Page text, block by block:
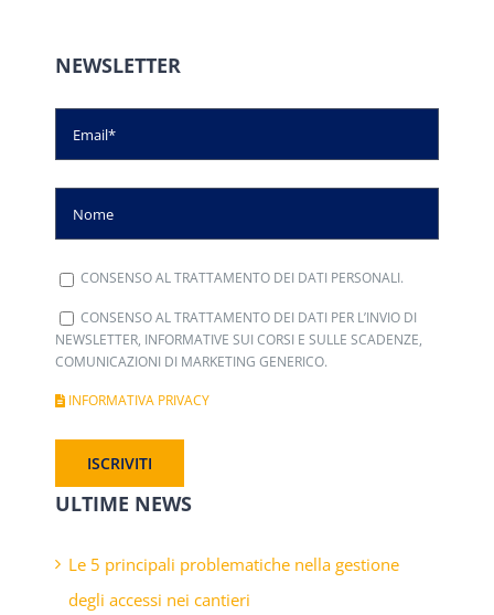
NEWSLETTER
CONSENSO AL TRATTAMENTO DEI DATI PERSONALI.
CONSENSO AL TRATTAMENTO DEI DATI PER L’INVIO DI
NEWSLETTER, INFORMATIVE SUI CORSI E SULLE SCADENZE,
COMUNICAZIONI DI MARKETING GENERICO.
INFORMATIVA PRIVACY
ULTIME NEWS
Le 5 principali problematiche nella gestione
degli accessi nei cantieri